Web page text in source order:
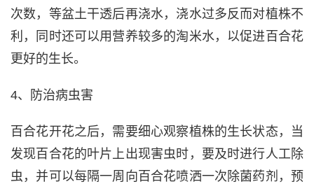
次数，等盆土干透后再浇水，浇水过多反而对植株不
利，同时还可以用营养较多的淘米水，以促进百合花
更好的生长。
4、防治病虫害
百合花开花之后，需要细心观察植株的生长状态，当
发现百合花的叶片上出现害虫时，要及时进行人工除
虫，并可以每隔一周向百合花喷洒一次除菌药剂，预